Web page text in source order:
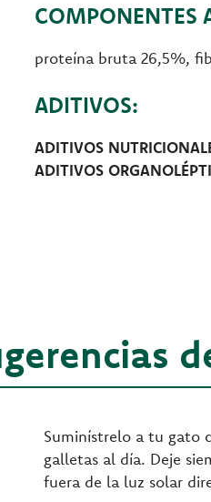
COMPONENTES
proteína bruta 26,5%,
ADITIVOS:
ADITIVOS
ADITIVOS
Suminístrelo a tu gato
galletas al día. Deje
fuera de la luz solar